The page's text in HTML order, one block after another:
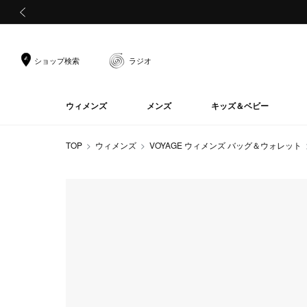
ショップ検索 ラジオ
ウィメンズ メンズ キッズ＆ベビー
TOP ウィメンズ VOYAGE ウィメンズ バッグ＆ウォレット